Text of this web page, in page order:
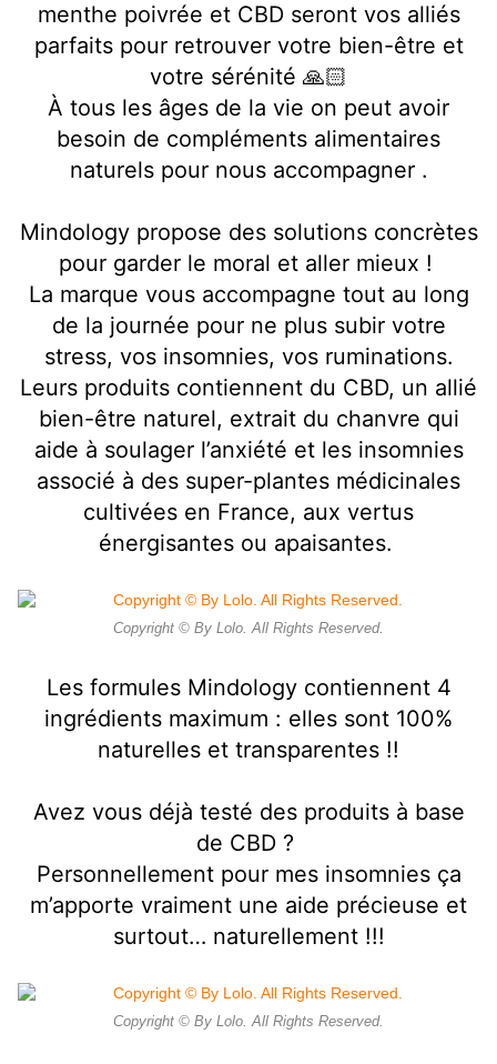
menthe poivrée et CBD seront vos alliés
parfaits pour retrouver votre bien-être et
votre sérénité 🙏🏻
À tous les âges de la vie on peut avoir
besoin de compléments alimentaires
naturels pour nous accompagner .
Mindology propose des solutions concrètes
pour garder le moral et aller mieux !
La marque vous accompagne tout au long
de la journée pour ne plus subir votre
stress, vos insomnies, vos ruminations.
Leurs produits contiennent du CBD, un allié
bien-être naturel, extrait du chanvre qui
aide à soulager l’anxiété et les insomnies
associé à des super-plantes médicinales
cultivées en France, aux vertus
énergisantes ou apaisantes.
Copyright © By Lolo. All Rights Reserved.
Les formules Mindology contiennent 4
ingrédients maximum : elles sont 100%
naturelles et transparentes !!
Avez vous déjà testé des produits à base
de CBD ?
Personnellement pour mes insomnies ça
m’apporte vraiment une aide précieuse et
surtout… naturellement !!!
Copyright © By Lolo. All Rights Reserved.